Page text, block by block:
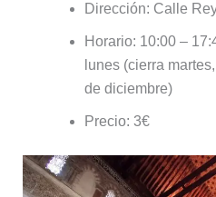
Dirección: Calle
Horario: 10:00 –
lunes (cierra
de diciembre)
Precio: 3€